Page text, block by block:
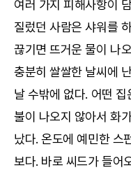
여러 가지 피해사항이
질렀던 사람은 샤워를
끊기면 뜨거운 물이 나
충분히 쌀쌀한 날씨에
날 수밖에 없다. 어떤
불이 나오지 않아서 화
났다. 온도에 예민한 스
보다. 바로 씨드가 들어